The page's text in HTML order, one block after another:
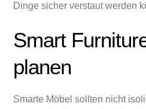
Dinge sicher verstaut werden
Smart
planen
Smarte Möbel sollten nicht